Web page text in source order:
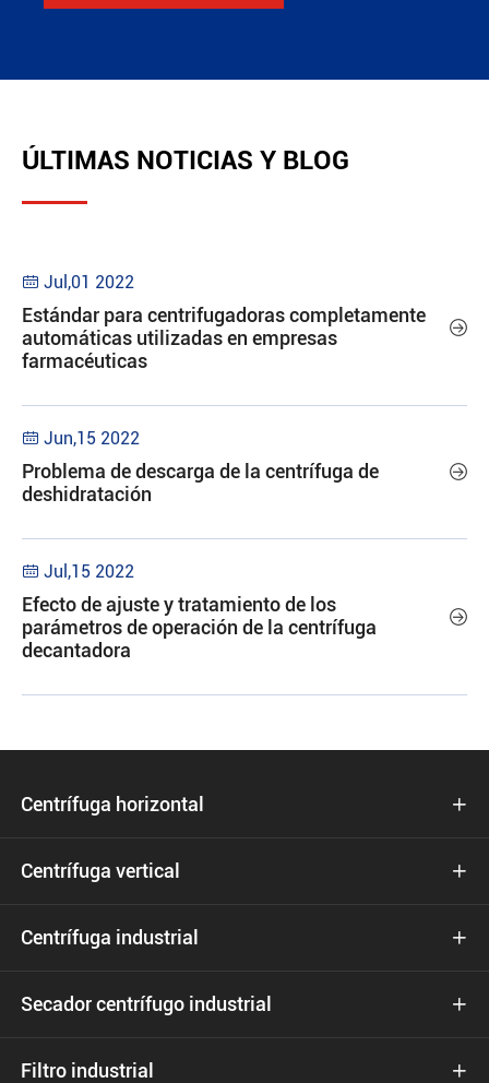
ÚLTIMAS NOTICIAS Y BLOG
 Jul,01 2022
Estándar para centrifugadoras completamente
automáticas utilizadas en empresas
farmacéuticas

 Jun,15 2022
Problema de descarga de la centrífuga de
deshidratación

 Jul,15 2022
Efecto de ajuste y tratamiento de los
parámetros de operación de la centrífuga
decantadora

Centrífuga horizontal 
Centrífuga vertical 
Centrífuga industrial 
Secador centrífugo industrial 
Filtro industrial 